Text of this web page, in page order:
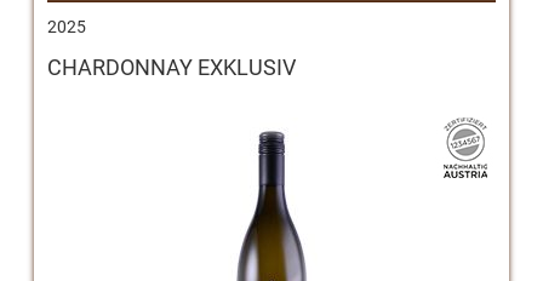
2025
CHARDONNAY EXKLUSIV